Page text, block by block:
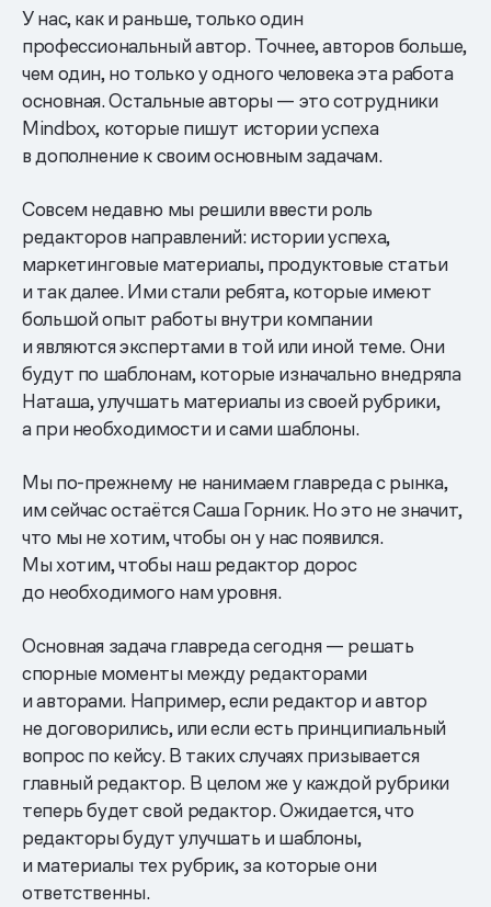
У нас, как и раньше, только один
профессиональный автор. Точнее, авторов больше,
чем один, но только у одного человека эта работа
основная. Остальные авторы — это сотрудники
Mindbox, которые пишут истории успеха
в дополнение к своим основным задачам.
Совсем недавно мы решили ввести роль
редакторов направлений: истории успеха,
маркетинговые материалы, продуктовые статьи
и так далее. Ими стали ребята, которые имеют
большой опыт работы внутри компании
и являются экспертами в той или иной теме. Они
будут по шаблонам, которые изначально внедряла
Наташа, улучшать материалы из своей рубрики,
а при необходимости и сами шаблоны.
Мы по-прежнему не нанимаем главреда с рынка,
им сейчас остаётся Саша Горник. Но это не значит,
что мы не хотим, чтобы он у нас появился.
Мы хотим, чтобы наш редактор дорос
до необходимого нам уровня.
Основная задача главреда сегодня — решать
спорные моменты между редакторами
и авторами. Например, если редактор и автор
не договорились, или если есть принципиальный
вопрос по кейсу. В таких случаях призывается
главный редактор. В целом же у каждой рубрики
теперь будет свой редактор. Ожидается, что
редакторы будут улучшать и шаблоны,
и материалы тех рубрик, за которые они
ответственны.